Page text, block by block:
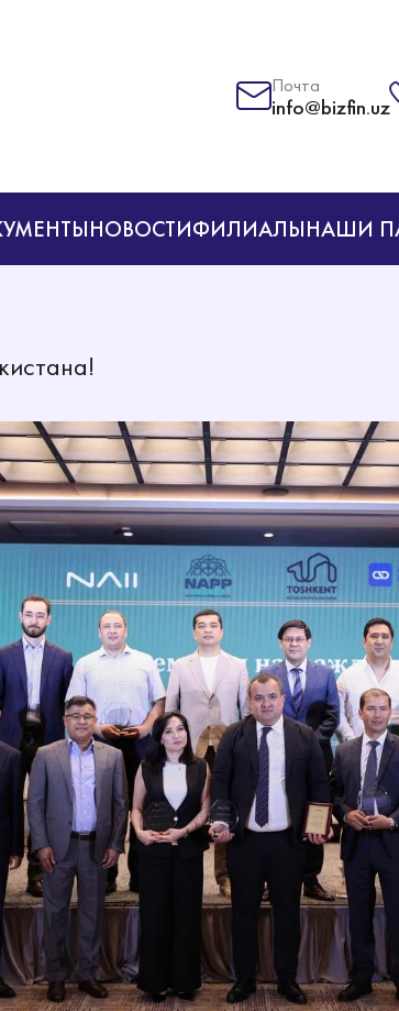
Почта
info@bizfin.uz
НОВОСТИФИЛИАЛЫНАШИ